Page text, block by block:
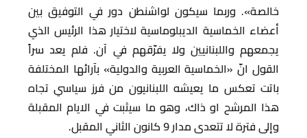
خالصة». وربما سيكون لواشنطن دور في التوفيق بين
أعضاء الخماسية الديبلوماسية لاختيار هذا الرئيس الذي
يجمعهم واللبنانيين ولا يفرّقهم في آن. فلم يعد سراً
القول انّ «الخماسية العربية والدولية» بآرائها المختلفة
باتت تعكس ما يعيشه اللبنانيون من فرز سياسي تجاه
هذا المرشح او ذاك، وهو ما سيثبت في الايام المقبلة
وإلى فترة لا تتعدى مدار 9 كانون الثاني المقبل.